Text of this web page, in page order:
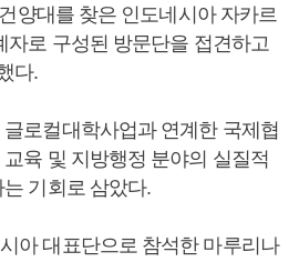
양대를 찾은 인도네시아 자카르
자로 구성된 방문단을 접견하고
다.
로컬대학사업과 연계한 국제협
육 및 지방행정 분야의 실질적
기회로 삼았다.
아 대표단으로 참석한 마루리나